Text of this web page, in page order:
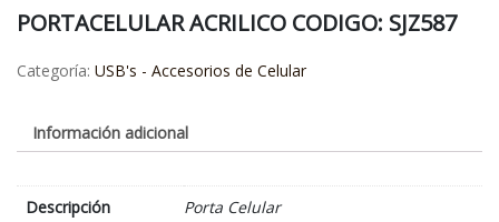
PORTACELULAR ACRILICO CODIGO: SJZ587
Categoría: USB's - Accesorios de Celular
Información adicional
Descripción
Porta Celular